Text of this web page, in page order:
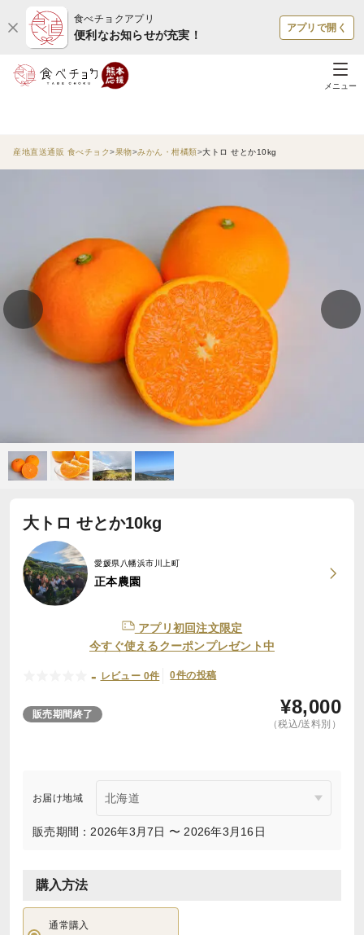
食べチョクアプリ
便利なお知らせが充実！
アプリで開く
メニュー
産地直送通販 食べチョク 果物 みかん・柑橘類 大トロ せとか10kg
大トロ せとか10kg
愛媛県八幡浜市川上町
正本農園
アプリ初回注文限定
今すぐ使えるクーポンプレゼント中
- レビュー 0件 0件の投稿
販売期間終了 ¥8,000
（税込/送料別）
お届け地域
販売期間：2026年3月7日 〜 2026年3月16日
購入方法
通常購入